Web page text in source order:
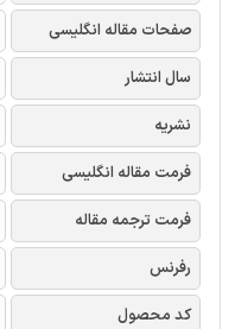
صفحات مقاله انگلیسی
سال انتشار
نشریه
فرمت مقاله انگلیسی
فرمت ترجمه مقاله
رفرنس
کد محصول